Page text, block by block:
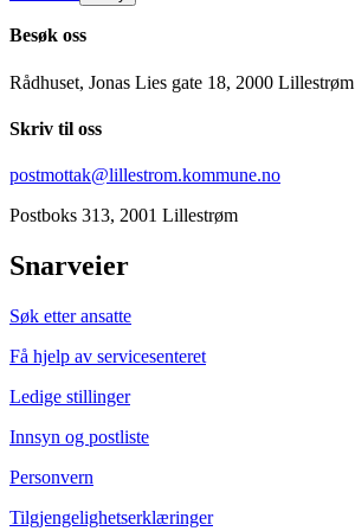
Besøk oss
Rådhuset, Jonas Lies gate 18, 2000 Lillestrøm
Skriv til oss
postmottak@lillestrom.kommune.no
Postboks 313, 2001 Lillestrøm
Snarveier
Søk etter ansatte
Få hjelp av servicesenteret
Ledige stillinger
Innsyn og postliste
Personvern
Tilgjengelighetserklæringer